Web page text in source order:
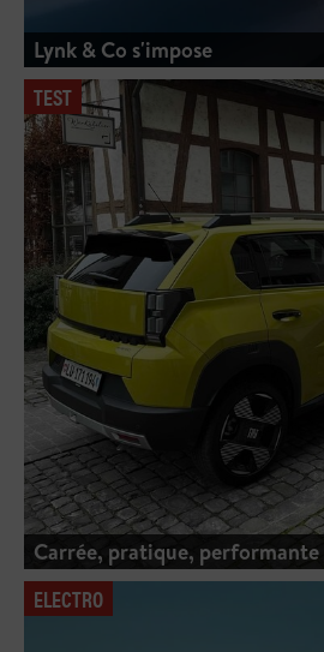
Lynk & Co s'impose
TEST
Carrée, pratique, performante
ELECTRO